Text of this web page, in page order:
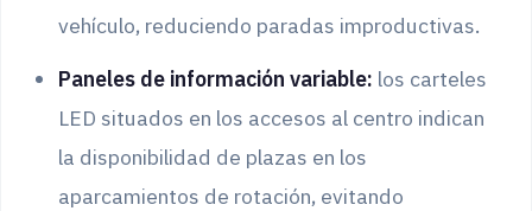
vehículo, reduciendo paradas improductivas.
Paneles de información variable: los carteles
LED situados en los accesos al centro indican
la disponibilidad de plazas en los
aparcamientos de rotación, evitando